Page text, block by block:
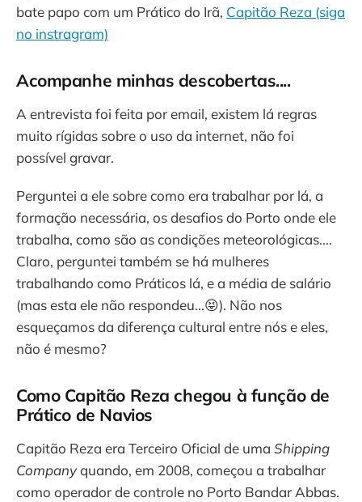
bate papo com um Prático do Irã, Capitão Reza (siga
no instragram)
Acompanhe minhas descobertas....
A entrevista foi feita por email, existem lá regras
muito rígidas sobre o uso da internet, não foi
possível gravar.
Perguntei a ele sobre como era trabalhar por lá, a
formação necessária, os desafios do Porto onde ele
trabalha, como são as condições meteorológicas....
Claro, perguntei também se há mulheres
trabalhando como Práticos lá, e a média de salário
(mas esta ele não respondeu...😝). Não nos
esqueçamos da diferença cultural entre nós e eles,
não é mesmo?
Como Capitão Reza chegou à função de
Prático de Navios
Capitão Reza era Terceiro Oficial de uma Shipping
Companyquando, em 2008, começou a trabalhar
como operador de controle no Porto Bandar Abbas.